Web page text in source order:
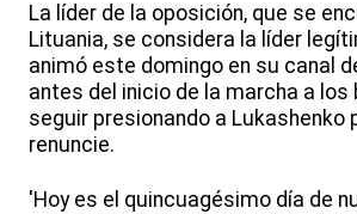
La líder de la oposición, que se
Lituania, se considera la líder
animó este domingo en su canal
antes del inicio de la marcha a los
seguir presionando a Lukashenko
renuncie.
'Hoy es el quincuagésimo día de